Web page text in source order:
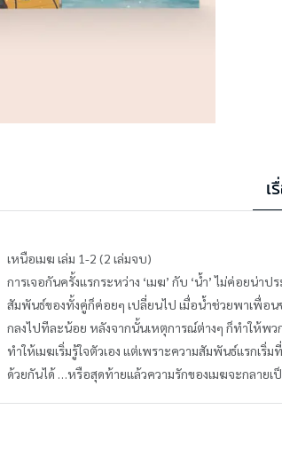
เ
เหนือเมฆ เล่ม 1-2 (2 เล่มจบ)
การเจอกันครั้งแรกระหว่าง ‘เมฆ’ กับ ‘น้ำ’ ไม่ค่อยน่
สัมพันธ์ของทั้งคู่ก็ค่อยๆ เปลี่ยนไป เมื่อน้ำช่วยพาเพื่อ
กลงไปทีละน้อย หลังจากนั้นเหตุการณ์ต่างๆ ก็ทำให้พ
ทำให้เมฆเริ่มรู้ใจตัวเอง แต่เพราะความสัมพันธ์แรกเ
ด้วยกันได้ …หรือสุดท้ายแล้วความรักของเมฆจะกลายเ